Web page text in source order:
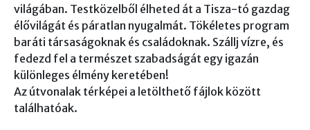
világában. Testközelből élheted át a Tisza-tó gazdag
élővilágát és páratlan nyugalmát. Tökéletes program
baráti társaságoknak és családoknak. Szállj vízre, és
fedezd fel a természet szabadságát egy igazán
különleges élmény keretében!
Az útvonalak térképei a letölthető fájlok között
találhatóak.